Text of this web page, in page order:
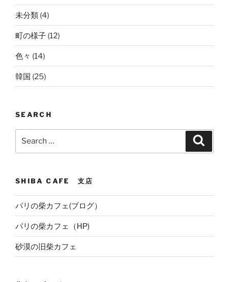
未分類 (4)
町の様子 (12)
色々 (14)
韓国 (25)
SEARCH
SHIBA CAFE 支店
パリの柴カフェ(ブログ）
パリの柴カフェ（HP)
砂漠の旧柴カフェ